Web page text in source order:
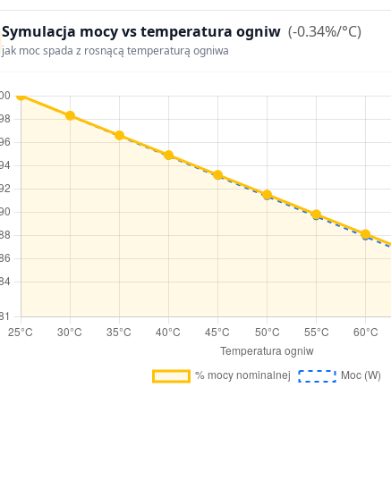
Symulacja mocy vs temperatura ogniw (-0.34%/°C)
jak moc spada z rosnącą temperaturą ogniwa